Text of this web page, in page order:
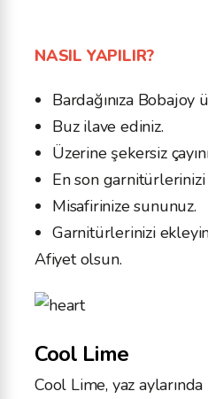
NASIL YAPILIR?
Bardağınıza
Buz ilave ediniz.
Üzerine şekersiz
En son
Misafirinize sununuz.
Garnitürlerinizi
Afiyet olsun.
Cool Lime
Cool Lime, yaz